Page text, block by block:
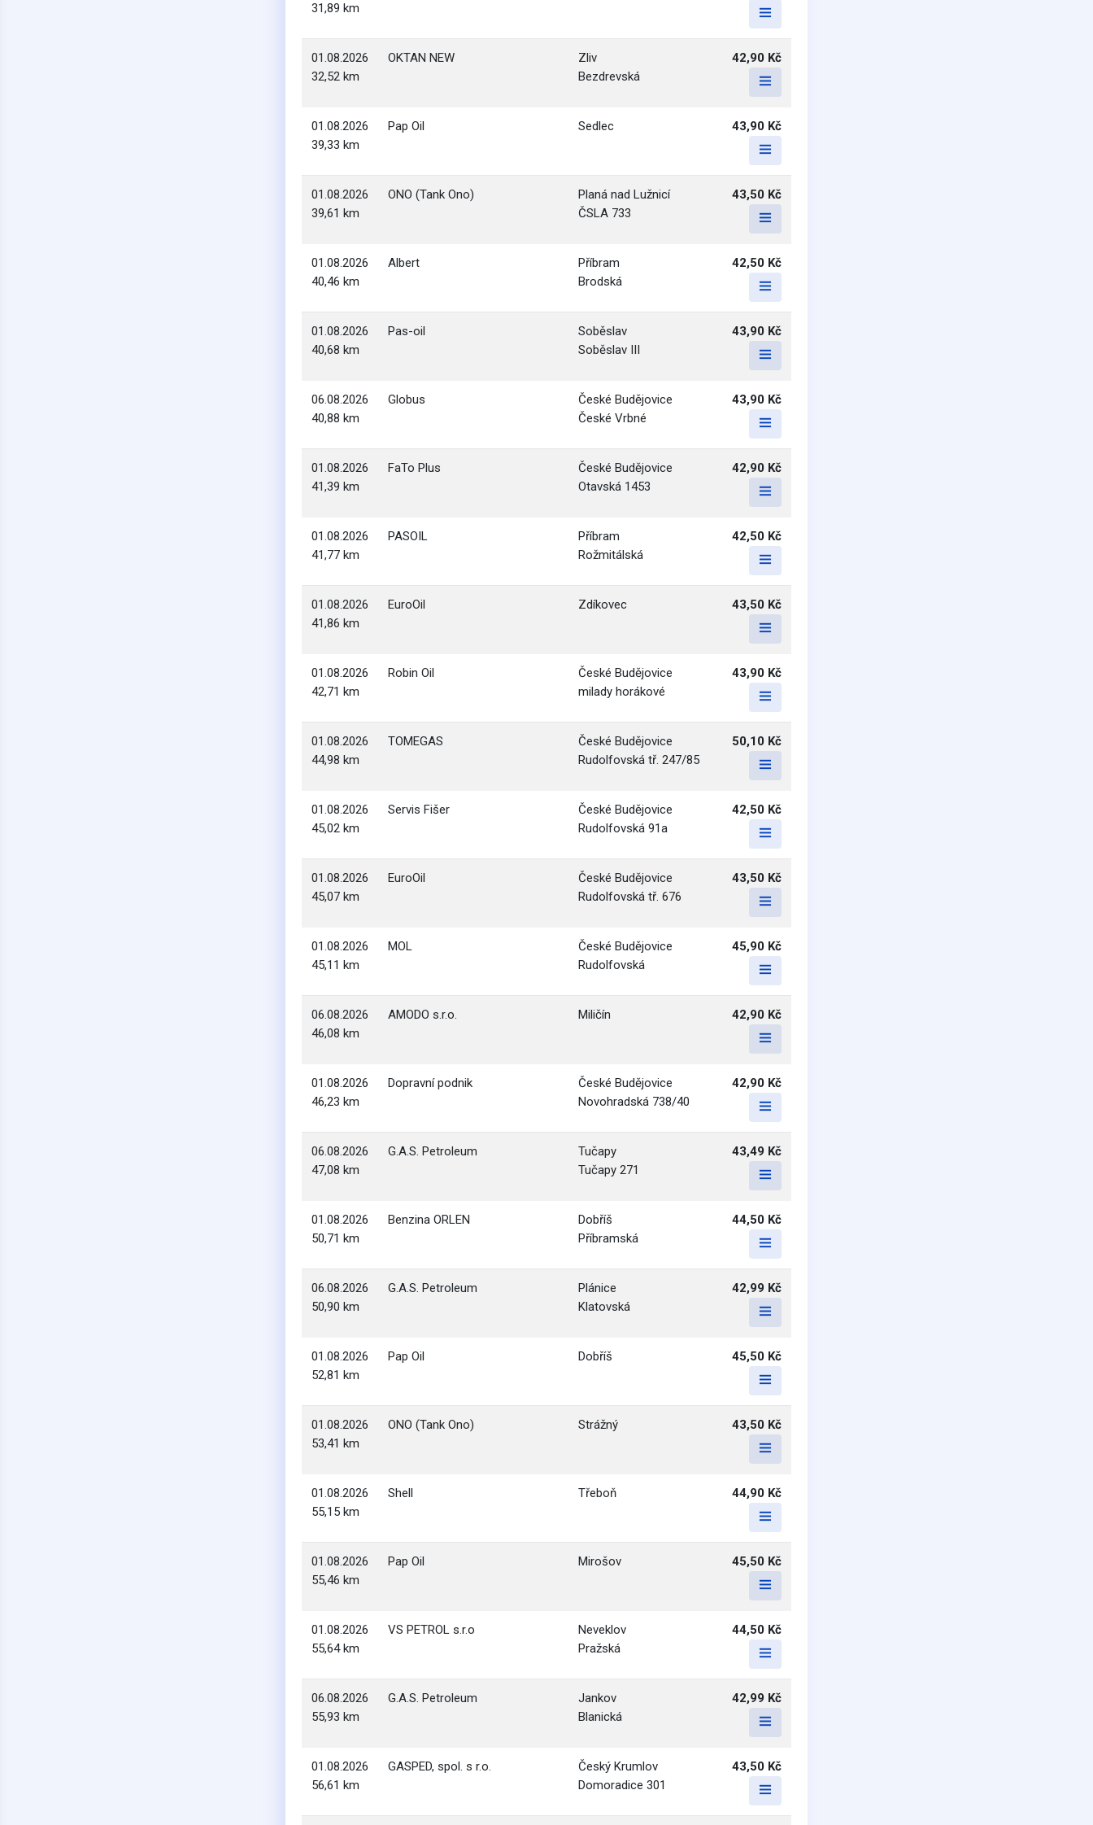
31,89 km
01.08.2026
32,52 km
OKTAN NEW
Zliv
Bezdrevská
42,90 Kč
01.08.2026
39,33 km
Pap Oil Sedlec 43,90 Kč
01.08.2026
39,61 km
ONO (Tank Ono)
Planá nad Lužnicí
ČSLA 733
43,50 Kč
01.08.2026
40,46 km
Albert
Příbram
Brodská
42,50 Kč
01.08.2026
40,68 km
Pas-oil
Soběslav
Soběslav III
43,90 Kč
06.08.2026
40,88 km
Globus
České Budějovice
České Vrbné
43,90 Kč
01.08.2026
41,39 km
FaTo Plus
České Budějovice
Otavská 1453
42,90 Kč
01.08.2026
41,77 km
PASOIL
Příbram
Rožmitálská
42,50 Kč
01.08.2026
41,86 km
EuroOil Zdíkovec 43,50 Kč
01.08.2026
42,71 km
Robin Oil
České Budějovice
milady horákové
43,90 Kč
01.08.2026
44,98 km
TOMEGAS
České Budějovice
Rudolfovská tř. 247/85
50,10 Kč
01.08.2026
45,02 km
Servis Fišer
České Budějovice
Rudolfovská 91a
42,50 Kč
01.08.2026
45,07 km
EuroOil
České Budějovice
Rudolfovská tř. 676
43,50 Kč
01.08.2026
45,11 km
MOL
České Budějovice
Rudolfovská
45,90 Kč
06.08.2026
46,08 km
AMODO s.r.o. Miličín 42,90 Kč
01.08.2026
46,23 km
Dopravní podnik
České Budějovice
Novohradská 738/40
42,90 Kč
06.08.2026
47,08 km
G.A.S. Petroleum
Tučapy
Tučapy 271
43,49 Kč
01.08.2026
50,71 km
Benzina ORLEN
Dobříš
Příbramská
44,50 Kč
06.08.2026
50,90 km
G.A.S. Petroleum
Plánice
Klatovská
42,99 Kč
01.08.2026
52,81 km
Pap Oil Dobříš 45,50 Kč
01.08.2026
53,41 km
ONO (Tank Ono) Strážný 43,50 Kč
01.08.2026
55,15 km
Shell Třeboň 44,90 Kč
01.08.2026
55,46 km
Pap Oil Mirošov 45,50 Kč
01.08.2026
55,64 km
VS PETROL s.r.o
Neveklov
Pražská
44,50 Kč
06.08.2026
55,93 km
G.A.S. Petroleum
Jankov
Blanická
42,99 Kč
01.08.2026
56,61 km
GASPED, spol. s r.o.
Český Krumlov
Domoradice 301
43,50 Kč